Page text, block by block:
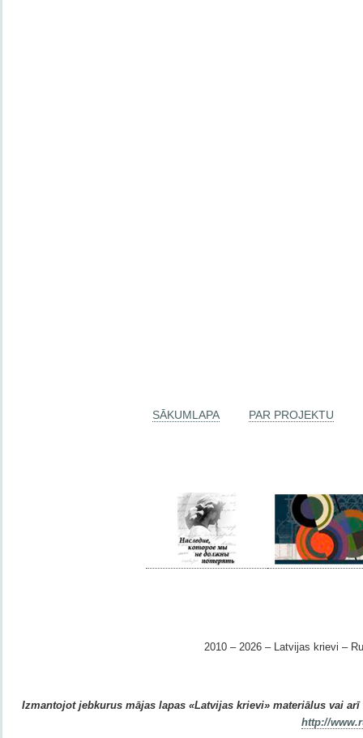
SĀKUMLAPA PAR PROJEKTU
2010 – 2026 – Latvijas krievi –
Izmantojot jebkurus mājas lapas «Latvijas krievi» materiālus vai
http://